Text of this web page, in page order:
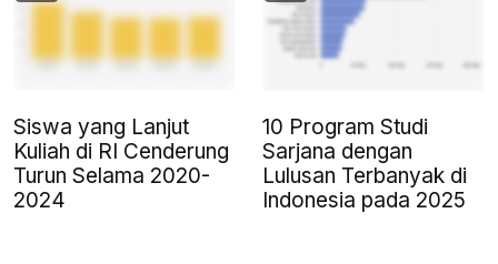
Siswa yang Lanjut
Kuliah di RI Cenderung
Turun Selama 2020-
2024
10 Program Studi
Sarjana dengan
Lulusan Terbanyak di
Indonesia pada 2025